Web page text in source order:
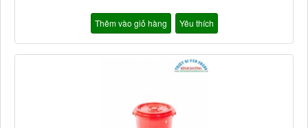
Thêm vào giỏ hàng Yêu thích